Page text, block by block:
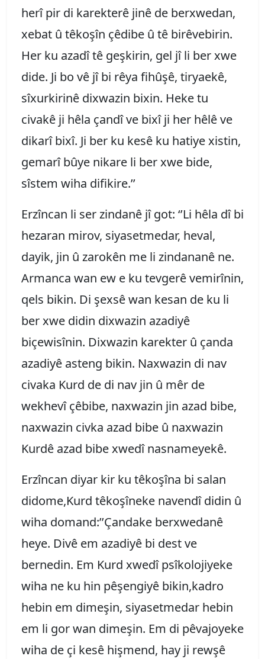
herî pir di karekterê jinê de berxwedan,
xebat û têkoşîn çêdibe û tê birêvebirin.
Her ku azadî tê geşkirin, gel jî li ber xwe
dide. Ji bo vê jî bi rêya fihûşê, tiryaekê,
sîxurkirinê dixwazin bixin. Heke tu
civakê ji hêla çandî ve bixî ji her hêlê ve
dikarî bixî. Ji ber ku kesê ku hatiye xistin,
gemarî bûye nikare li ber xwe bide,
sîstem wiha difikire.’’
Erzîncan li ser zindanê jî got: ‘’Li hêla dî bi
hezaran mirov, siyasetmedar, heval,
dayik, jin û zarokên me li zindananê ne.
Armanca wan ew e ku tevgerê vemirînin,
qels bikin. Di şexsê wan kesan de ku li
ber xwe didin dixwazin azadiyê
biçewisînin. Dixwazin karekter û çanda
azadiyê asteng bikin. Naxwazin di nav
civaka Kurd de di nav jin û mêr de
wekhevî çêbibe, naxwazin jin azad bibe,
naxwazin civka azad bibe û naxwazin
Kurdê azad bibe xwedî nasnameyekê.
Erzîncan diyar kir ku têkoşîna bi salan
didome,Kurd têkoşîneke navendî didin û
wiha domand:’’Çandake berxwedanê
heye. Divê em azadiyê bi dest ve
bernedin. Em Kurd xwedî psîkolojiyeke
wiha ne ku hin pêşengiyê bikin,kadro
hebin em dimeşin, siyasetmedar hebin
em li gor wan dimeşin. Em di pêvajoyeke
wiha de çi kesê hişmend, hay ji rewşê